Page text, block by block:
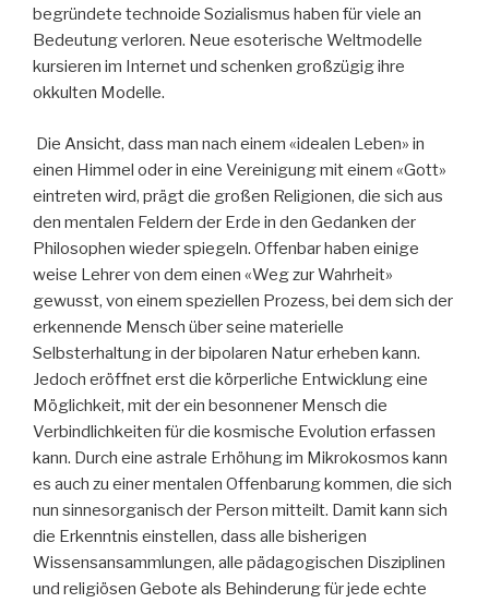
begründete technoide Sozialismus haben für viele an
Bedeutung verloren. Neue esoterische Weltmodelle
kursieren im Internet und schenken großzügig ihre
okkulten Modelle.
Die Ansicht, dass man nach einem «idealen Leben» in
einen Himmel oder in eine Vereinigung mit einem «Gott»
eintreten wird, prägt die großen Religionen, die sich aus
den mentalen Feldern der Erde in den Gedanken der
Philosophen wieder spiegeln. Offenbar haben einige
weise Lehrer von dem einen «Weg zur Wahrheit»
gewusst, von einem speziellen Prozess, bei dem sich der
erkennende Mensch über seine materielle
Selbsterhaltung in der bipolaren Natur erheben kann.
Jedoch eröffnet erst die körperliche Entwicklung eine
Möglichkeit, mit der ein besonnener Mensch die
Verbindlichkeiten für die kosmische Evolution erfassen
kann. Durch eine astrale Erhöhung im Mikrokosmos kann
es auch zu einer mentalen Offenbarung kommen, die sich
nun sinnesorganisch der Person mitteilt. Damit kann sich
die Erkenntnis einstellen, dass alle bisherigen
Wissensansammlungen, alle pädagogischen Disziplinen
und religiösen Gebote als Behinderung für jede echte